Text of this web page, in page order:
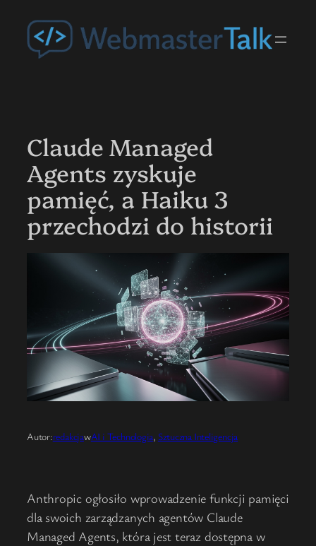
treści
Claude Managed
Agents zyskuje
pamięć, a Haiku 3
przechodzi do historii
Autor:redakcjawAI i Technologia, Sztuczna Inteligencja
Anthropic ogłosiło wprowadzenie funkcji pamięci
dla swoich zarządzanych agentów Claude
Managed Agents, która jest teraz dostępna w